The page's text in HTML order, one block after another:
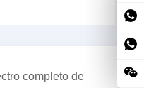
completo de